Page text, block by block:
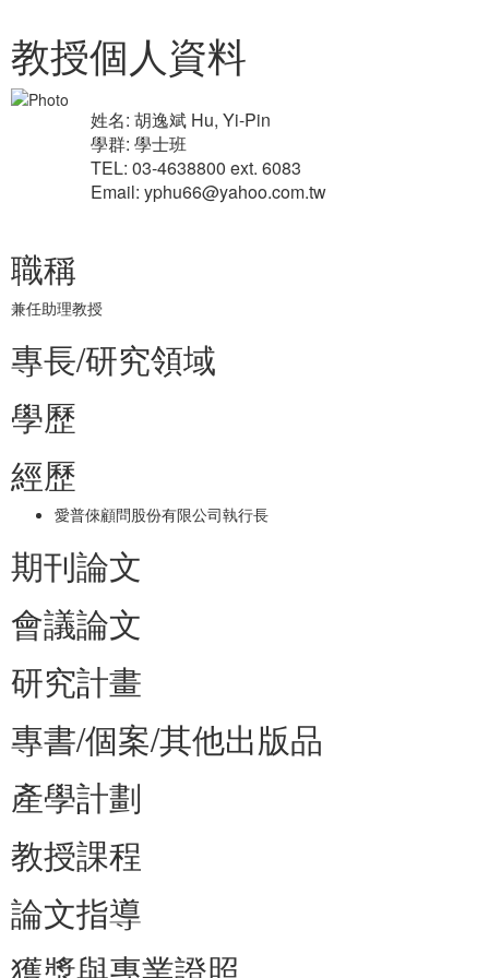
教授個人資料
姓名: 胡逸斌 Hu, Yi-Pin
學群: 學士班
TEL: 03-4638800 ext. 6083
Email: yphu66@yahoo.com.tw
職稱
兼任助理教授
專長/研究領域
學歷
經歷
愛普倈顧問股份有限公司執行長
期刊論文
會議論文
研究計畫
專書/個案/其他出版品
產學計劃
教授課程
論文指導